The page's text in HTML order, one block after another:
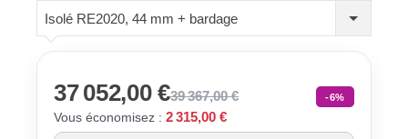
Isolé RE2020, 44 mm + bardage
37 052,00 €39 367,00 € -6%
Vous économisez : 2 315,00 €